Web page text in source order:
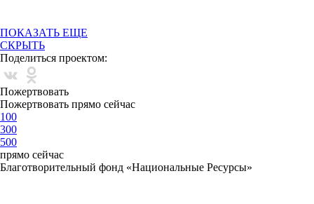
ПОКАЗАТЬ ЕЩЕ
СКРЫТЬ
Поделиться проектом:
Пожертвовать
Пожертвовать прямо сейчас
100
300
500
прямо сейчас
Благотворительный фонд «Национальные Ресурсы»